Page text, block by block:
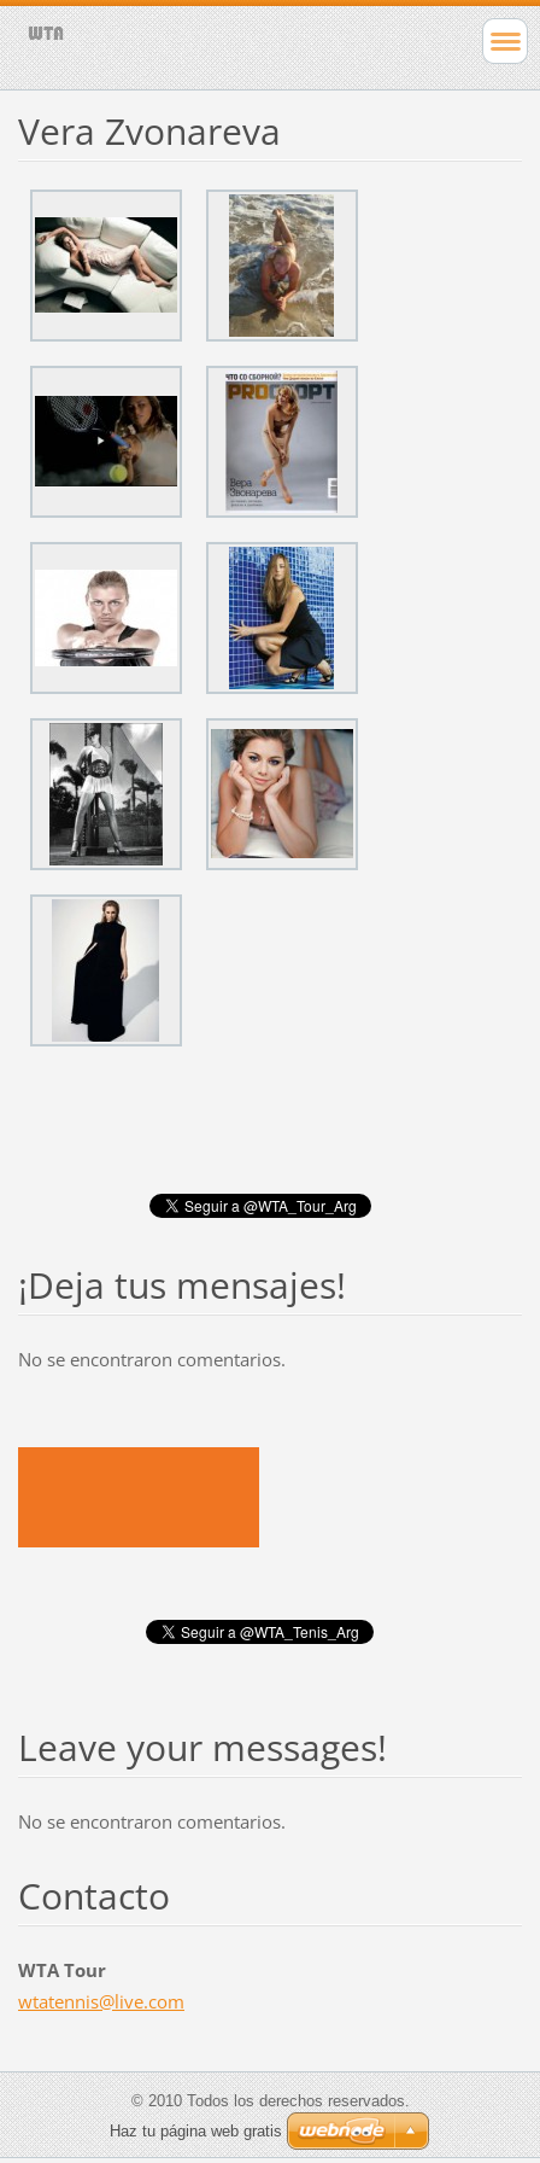
Vera Zvonareva
¡Deja tus mensajes!
No se encontraron comentarios.
Leave your messages!
No se encontraron comentarios.
Contacto
WTA Tour
wtatennis@live.com
© 2010 Todos los derechos reservados.
Haz tu página web gratis